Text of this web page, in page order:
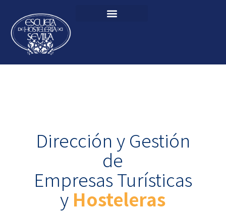
Dirección y Gestión
de
Empresas Turísticas
y Hosteleras